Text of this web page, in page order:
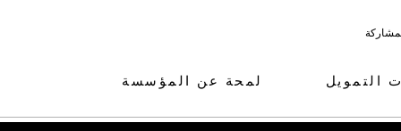
لمحة عن المؤسسة التمويل